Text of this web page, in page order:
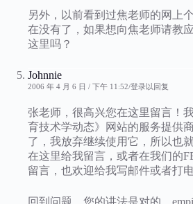
另外，以前看到过焦老师的网上
在没有了，如果想向焦老师请教
这里吗？
Johnnie
2006 年 4 月 6 日 / 下午 11:52 登录以回复
张老师，很高兴您在这里留言！
育技术学动态》网站的服务提供
了，我放弃继续使用它，所以也
在这里给我留言，或者在我们的
留言，也欢迎给我写邮件或者打电
回到问题，您的讲法是对的，